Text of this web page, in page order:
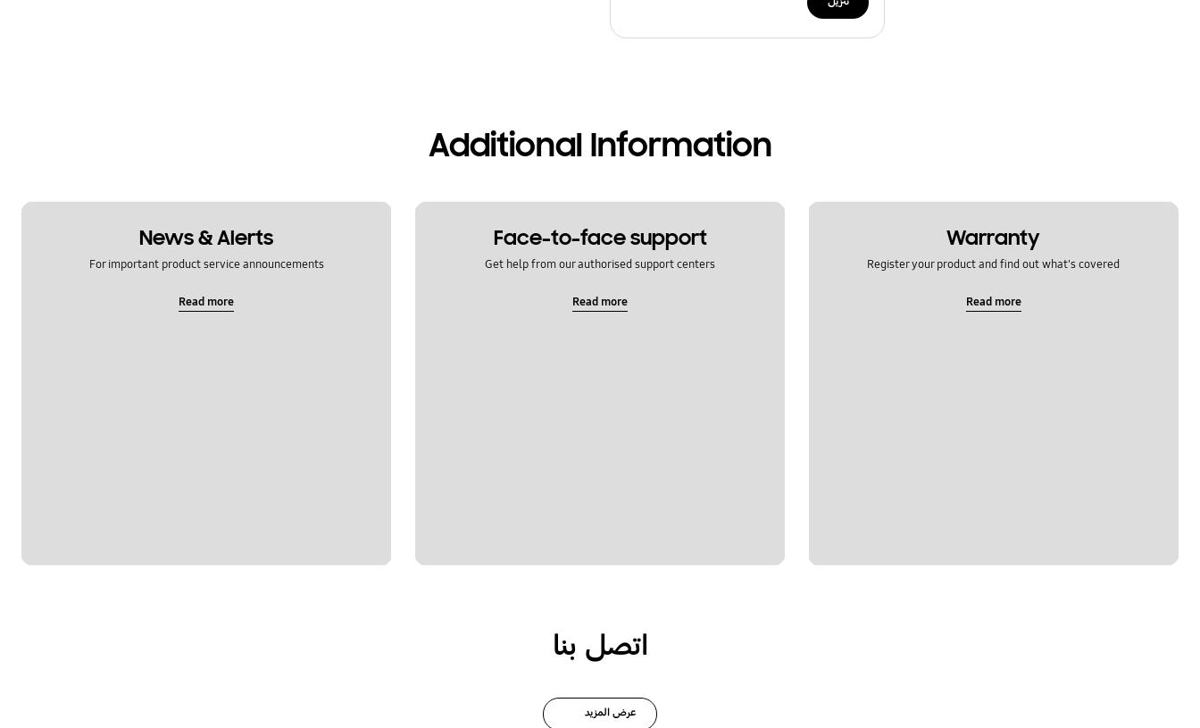
Additional Information
Warranty
Register your product and find out what's covered
Read more
Face-to-face support
Get help from our authorised support centers
Read more
News & Alerts
For important product service announcements
Read more
اتصل بنا
عرض المزيد